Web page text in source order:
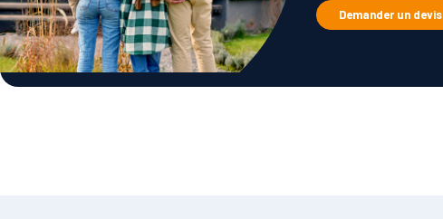
Demander un devis